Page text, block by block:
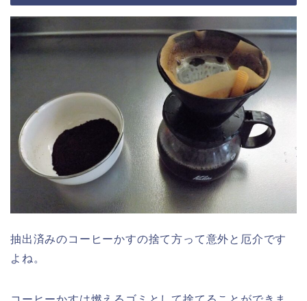
抽出済みのコーヒーかすの捨て方って意外と厄介です
よね。